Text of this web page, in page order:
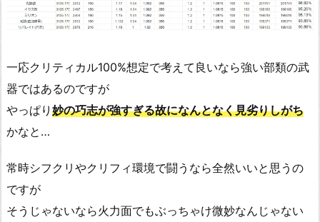
一応クリティカル100%想定で考えて良いなら強い部類の武
器ではあるのですが
やっぱり 妙の巧志が強すぎる故になんとなく見劣りしがち
かなと…
常時シフクリやクリフィ環境で闘うなら全然いいと思うの
ですが
そうじゃないなら火力面でもぶっちゃけ微妙なんじゃない